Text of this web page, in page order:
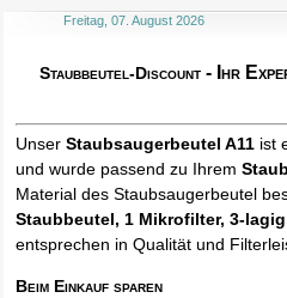
Freitag, 07. August 2026
Staubbeutel-Discount - Ihr
UnserStaubsaugerbeutel A11 ist
und wurde passend zu Ihrem
Material des Staubsaugerbeutel
Staubbeutel, 1 Mikrofilter, 3-
entsprechen in Qualität und
Beim Einkauf sparen